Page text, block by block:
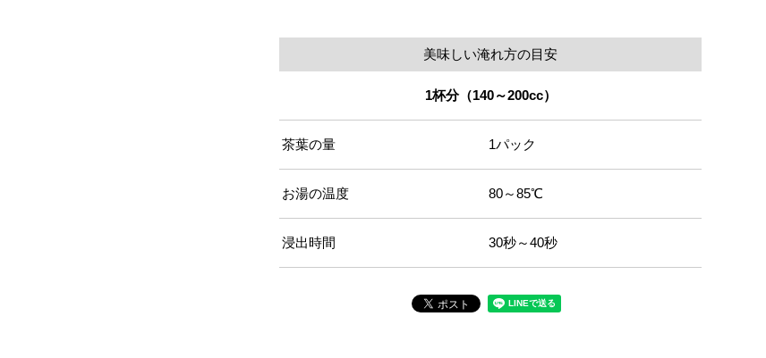
美味しい淹れ方の目安
1杯分（140～200cc）
茶葉の量 1パック
お湯の温度 80～85℃
浸出時間 30秒～40秒